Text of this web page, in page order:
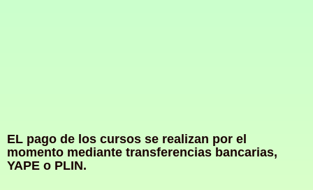
EL pago de los cursos se realizan por el
momento mediante transferencias bancarias,
YAPE o PLIN.